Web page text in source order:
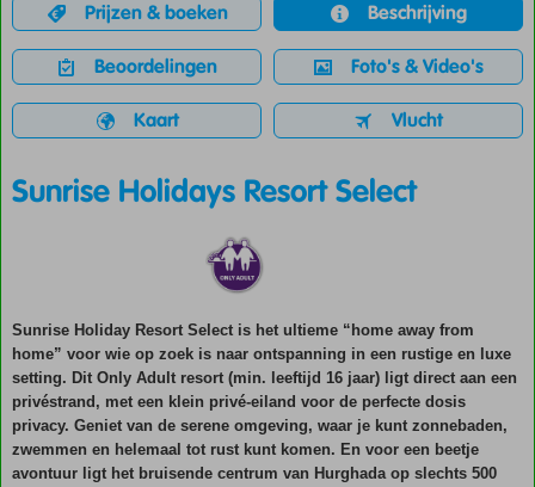
Prijzen & boeken Beschrijving
Beoordelingen Foto's & Video's
Kaart Vlucht
Sunrise Holidays Resort Select
Sunrise Holiday Resort Select is het ultieme “home away from
home” voor wie op zoek is naar ontspanning in een rustige en luxe
setting. Dit Only Adult resort (min. leeftijd 16 jaar) ligt direct aan een
privéstrand, met een klein privé-eiland voor de perfecte dosis
privacy. Geniet van de serene omgeving, waar je kunt zonnebaden,
zwemmen en helemaal tot rust kunt komen. En voor een beetje
avontuur ligt het bruisende centrum van Hurghada op slechts 500